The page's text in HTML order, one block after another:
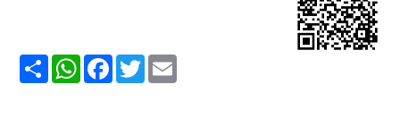
ShareWhatsApp
Facebook
Twitter